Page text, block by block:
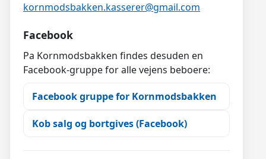
kornmodsbakken.kasserer@gmail.com
Facebook
Pa Kornmodsbakken findes desuden en
Facebook-gruppe for alle vejens beboere:
Facebook gruppe for Kornmodsbakken
Kob salg og bortgives (Facebook)